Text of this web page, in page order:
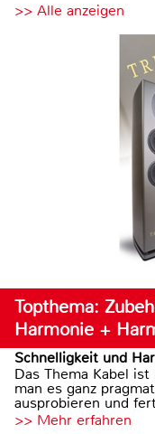
>> Alle anzeigen
Topthema:
Harmonie +
Schnelligkeit und
Das Thema Kabel
man es ganz
ausprobieren und
>> Mehr erfahren